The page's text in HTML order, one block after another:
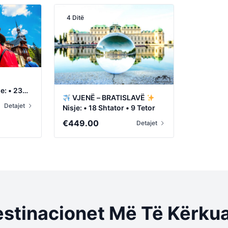
• 23
Detajet
4 Ditë
VJENË – BRATISLAVË
Nisje: • 18 Shtator • 9 Tetor
€449.00 Detajet
Më Të